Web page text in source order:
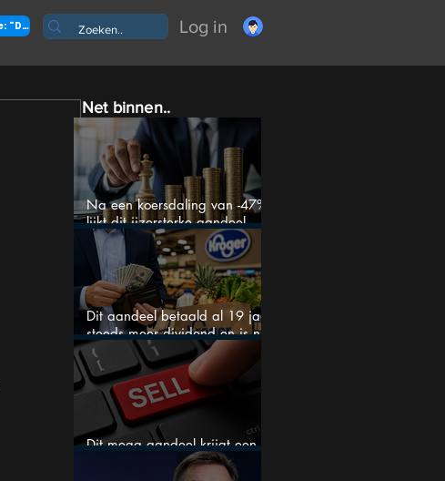
Profiteer nu van 50% korting met de kortingscode: "DANK" Log in
Net binnen..
Na een koersdaling van -47%
lijkt dit ijzersterke aandeel
aantrekkelijker dan ooit
Dit aandeel betaald al 19 jaar
steeds meer dividend en is nu
goedkoop
Dit mega aandeel krijgt een
zeldzaam verkoopadvies